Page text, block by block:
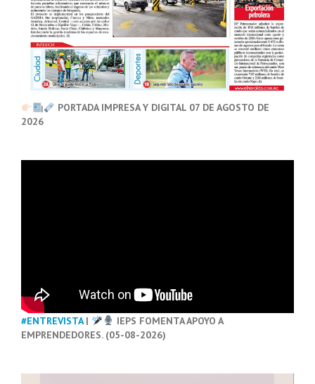
PORTADA IMPRESA Y DIGITAL 07 DE AGOSTO DE
2026
#ENTREVISTA|
IEPS FOMENTA APOYO A
EMPRENDEDORES. (05-08-2026)